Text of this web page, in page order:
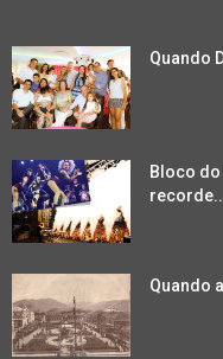
Quando
Bloco
Quando